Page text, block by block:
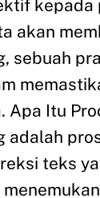
kepada
akan
sebuah
Apa Itu
adalah
teks